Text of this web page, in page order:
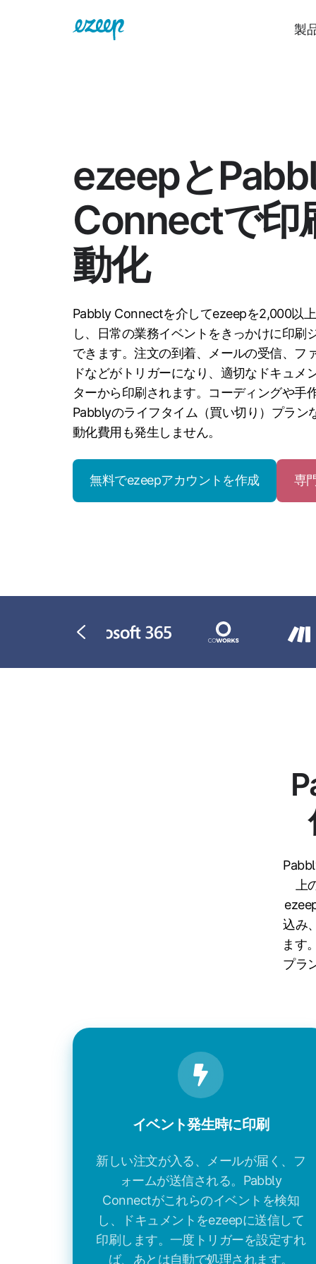
製
ezeepと
Connectで印
動化
Pabbly Connectを介してezeepを2,000以
し、日常の業務イベントをきっかけに印刷
できます。注文の到着、メールの受信、フ
ドなどがトリガーになり、適切なドキュメ
ターから印刷されます。コーディングや手
Pabblyのライフタイム（買い切り）プラン
動化費用も発生しません。
無料でezeepアカウントを作成 専
上
込み
ます
プラ
イベント発生時に印刷
新しい注文が入る、メールが届く、フ
ォームが送信される。Pabbly
Connectがこれらのイベントを検知
し、ドキュメントをezeepに送信して
印刷します。一度トリガーを設定すれ
ば、あとは自動で処理されます。